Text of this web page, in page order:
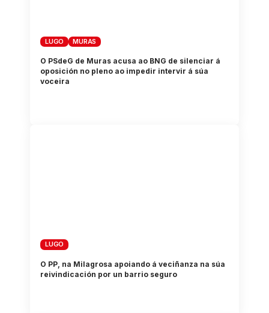
LUGO MURAS
O PSdeG de Muras acusa ao BNG de silenciar á
oposición no pleno ao impedir intervir á súa
voceira
LUGO
O PP, na Milagrosa apoiando á veciñanza na súa
reivindicación por un barrio seguro